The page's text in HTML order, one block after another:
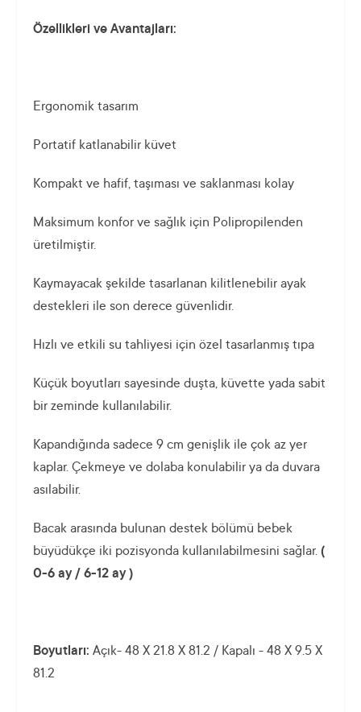
Özellikleri ve Avantajları:
Ergonomik tasarım
Portatif katlanabilir küvet
Kompakt ve hafif, taşıması ve saklanması kolay
Maksimum konfor ve sağlık için Polipropilenden
üretilmiştir.
Kaymayacak şekilde tasarlanan kilitlenebilir ayak
destekleri ile son derece güvenlidir.
Hızlı ve etkili su tahliyesi için özel tasarlanmış tıpa
Küçük boyutları sayesinde duşta, küvette yada sabit
bir zeminde kullanılabilir.
Kapandığında sadece 9 cm genişlik ile çok az yer
kaplar. Çekmeye ve dolaba konulabilir ya da duvara
asılabilir.
Bacak arasında bulunan destek bölümü bebek
büyüdükçe iki pozisyonda kullanılabilmesini sağlar. (
0-6 ay / 6-12 ay )
Boyutları: Açık- 48 X 21.8 X 81.2 / Kapalı - 48 X 9.5 X
81.2